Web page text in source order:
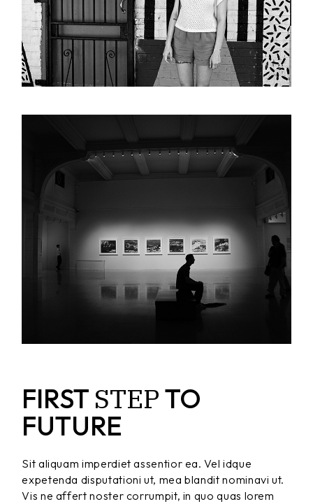
FIRST STEPTO
FUTURE
Sit aliquam imperdiet assentior ea. Vel idque
expetenda disputationi ut, mea blandit nominavi ut.
Vis ne affert noster corrumpit, in quo quas lorem